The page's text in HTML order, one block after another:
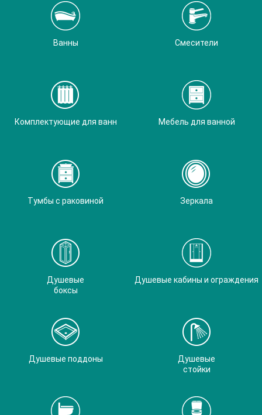
Ванны Смесители
Комплектующие для ванн Мебель для ванной
Тумбы с раковиной Зеркала
Душевые
боксы
Душевые кабины и ограждения
Душевые поддоны
Душевые
стойки